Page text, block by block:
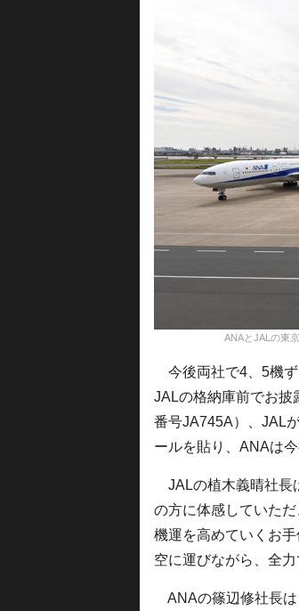
ANAとJALの東
今後両社で4、5機ず
JALの格納庫前でお披
番号JA745A）、JAL
ールを貼り、ANAは
JALの植木義晴社長
の方に体感していた
機運を高めていくお
空に運びながら、全
ANAの篠辺修社長は